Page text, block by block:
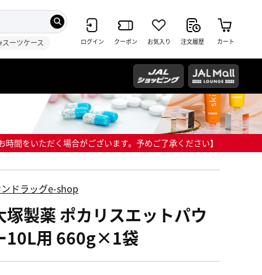
スーツケース ログイン クーポン お気入り 注文履歴 カート
間をいただく場合がございます。予めご了承ください】
ドラッグe-shop
製薬 ポカリスエットパウ
10L用 660g×1袋